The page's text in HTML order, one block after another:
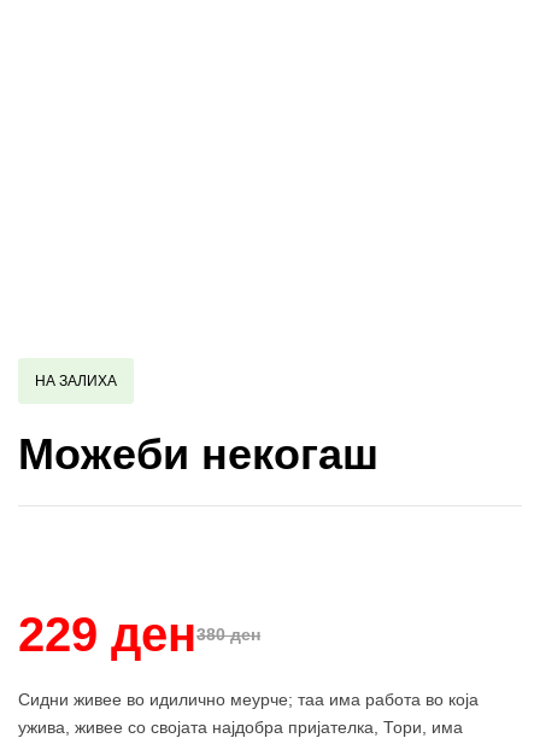
НА ЗАЛИХА
Можеби некогаш
380 ден
229 ден
Сидни живее во идилично меурче; таа има работа во која
ужива, живее со својата најдобра пријателка, Тори, има